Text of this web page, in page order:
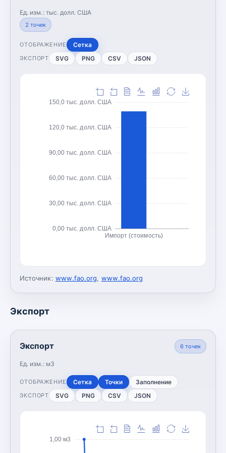
Ед. изм.: тыс. долл. США
2 точек
ОТОБРАЖЕНИЕ Сетка
ЭКСПОРТ SVG PNG CSV JSON
0,00 тыс. долл. США
30,00 тыс. долл. США
60,00 тыс. долл. США
90,00 тыс. долл. США
120,0 тыс. долл. США
150,0 тыс. долл. США
Импорт (стоимость)
Источник: www.fao.org, www.fao.org
Экспорт
Экспорт
Ед. изм.: м3
6точек
ОТОБРАЖЕНИЕ Сетка Точки Заполнение
ЭКСПОРТ SVG PNG CSV JSON
1,00 м3